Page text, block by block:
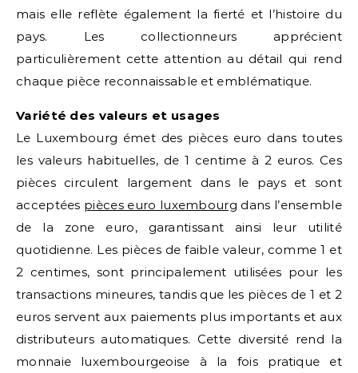
mais elle reflète également la fierté et l’histoire du
pays. Les collectionneurs apprécient
particulièrement cette attention au détail qui rend
chaque pièce reconnaissable et emblématique.
Variété des valeurs et usages
Le Luxembourg émet des pièces euro dans toutes
les valeurs habituelles, de 1 centime à 2 euros. Ces
pièces circulent largement dans le pays et sont
acceptées pièces euro luxembourg dans l’ensemble
de la zone euro, garantissant ainsi leur utilité
quotidienne. Les pièces de faible valeur, comme 1 et
2 centimes, sont principalement utilisées pour les
transactions mineures, tandis que les pièces de 1 et 2
euros servent aux paiements plus importants et aux
distributeurs automatiques. Cette diversité rend la
monnaie luxembourgeoise à la fois pratique et